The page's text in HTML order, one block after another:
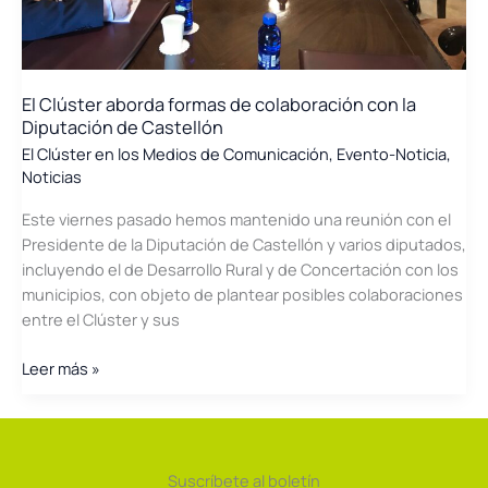
El Clúster aborda formas de colaboración con la
Diputación de Castellón
El Clúster en los Medios de Comunicación, Evento-Noticia,
Noticias
Este viernes pasado hemos mantenido una reunión con el
Presidente de la Diputación de Castellón y varios diputados,
incluyendo el de Desarrollo Rural y de Concertación con los
municipios, con objeto de plantear posibles colaboraciones
entre el Clúster y sus
El
aborda
Leer más »
Suscríbete al boletín